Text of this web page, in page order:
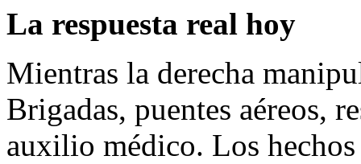
La respuesta real hoy
Mientras la derecha
Brigadas, puentes aéreos,
auxilio médico. Los